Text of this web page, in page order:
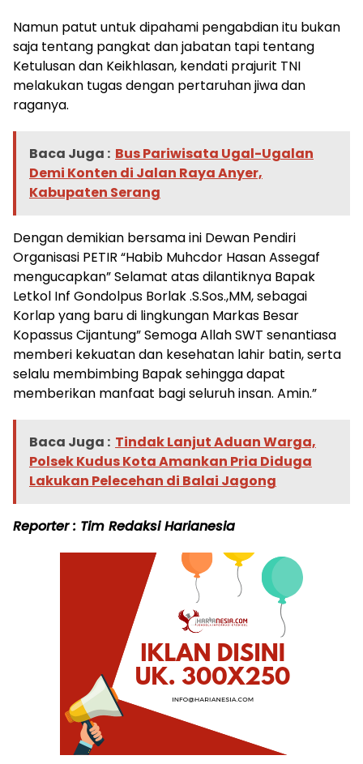
Namun patut untuk dipahami pengabdian itu bukan
saja tentang pangkat dan jabatan tapi tentang
Ketulusan dan Keikhlasan, kendati prajurit TNI
melakukan tugas dengan pertaruhan jiwa dan
raganya.
Baca Juga : Bus Pariwisata Ugal-Ugalan
Demi Konten di Jalan Raya Anyer,
Kabupaten Serang
Dengan demikian bersama ini Dewan Pendiri
Organisasi PETIR “Habib Muhcdor Hasan Assegaf
mengucapkan” Selamat atas dilantiknya Bapak
Letkol Inf Gondolpus Borlak .S.Sos.,MM, sebagai
Korlap yang baru di lingkungan Markas Besar
Kopassus Cijantung” Semoga Allah SWT senantiasa
memberi kekuatan dan kesehatan lahir batin, serta
selalu membimbing Bapak sehingga dapat
memberikan manfaat bagi seluruh insan. Amin.”
Baca Juga : Tindak Lanjut Aduan Warga,
Polsek Kudus Kota Amankan Pria Diduga
Lakukan Pelecehan di Balai Jagong
Reporter : Tim Redaksi Harianesia